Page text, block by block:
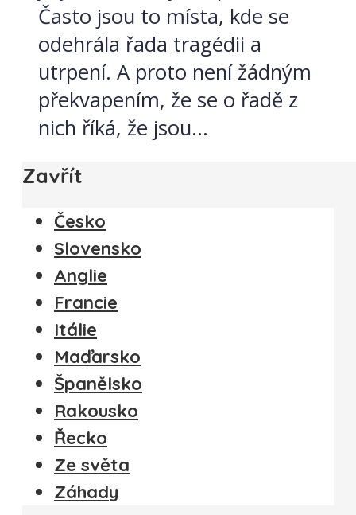
Často jsou to místa, kde se
odehrála řada tragédii a
utrpení. A proto není žádným
překvapením, že se o řadě z
nich říká, že jsou...
Zavřít
Česko
Slovensko
Anglie
Francie
Itálie
Maďarsko
Španělsko
Rakousko
Řecko
Ze světa
Záhady